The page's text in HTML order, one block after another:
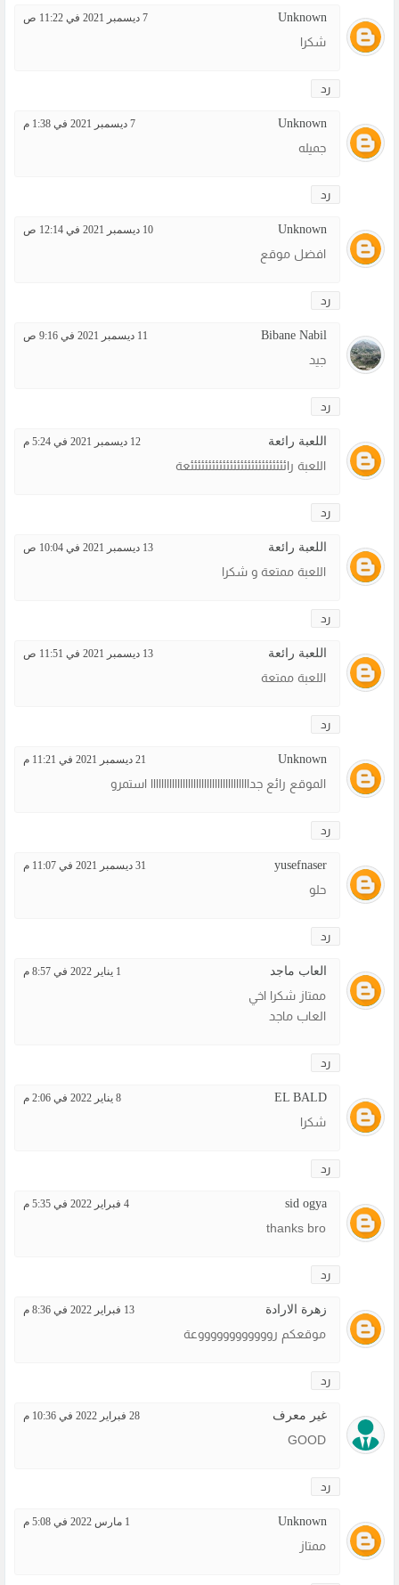
Unknown 7 ديسمبر 2021 في 11:22 ص
شكرا
رد
Unknown 7 ديسمبر 2021 في 1:38 م
جميله
رد
Unknown 10 ديسمبر 2021 في 12:14 ص
افضل موقع
رد
Bibane Nabil 11 ديسمبر 2021 في 9:16 ص
جيد
رد
اللعبة رائعة 12 ديسمبر 2021 في 5:24 م
اللعبة رائئئئئئئئئئئئئئئئئئئئئئئئئئئعة
رد
اللعبة رائعة 13 ديسمبر 2021 في 10:04 ص
اللعبة ممتعة و شكرا
رد
اللعبة رائعة 13 ديسمبر 2021 في 11:51 ص
اللعبة ممتعة
رد
Unknown 21 ديسمبر 2021 في 11:21 م
الموقع رائع جدااااااااااااااااااااااااااااااااااااا استمرو
رد
yusefnaser 31 ديسمبر 2021 في 11:07 م
حلو
رد
العاب ماجد 1 يناير 2022 في 8:57 م
ممتاز شكرا اخي
العاب ماجد
رد
EL BALD 8 يناير 2022 في 2:06 م
شكرا
رد
sid ogya 4 فبراير 2022 في 5:35 م
thanks bro
رد
زهرة الارادة 13 فبراير 2022 في 8:36 م
موقعكم رووووووووووووعة
رد
غير معرف 28 فبراير 2022 في 10:36 م
GOOD
رد
Unknown 1 مارس 2022 في 5:08 م
ممتاز